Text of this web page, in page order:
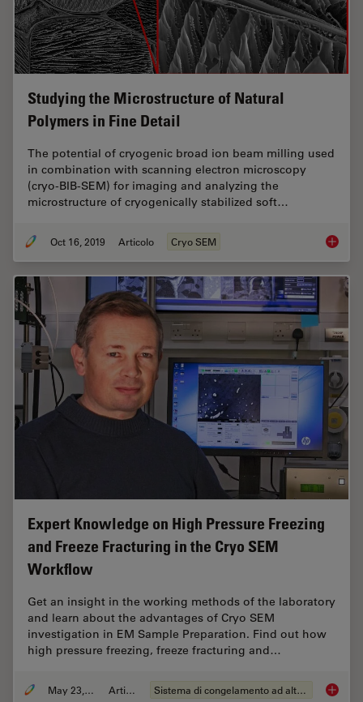
Studying the Microstructure of Natural
Polymers in Fine Detail
The potential of cryogenic broad ion beam milling used
in combination with scanning electron microscopy
(cryo-BIB-SEM) for imaging and analyzing the
microstructure of cryogenically stabilized soft…
Oct 16, 2019 Articolo Cryo SEM
Expert Knowledge on High Pressure Freezing
and Freeze Fracturing in the Cryo SEM
Workflow
Get an insight in the working methods of the laboratory
and learn about the advantages of Cryo SEM
investigation in EM Sample Preparation. Find out how
high pressure freezing, freeze fracturing and…
May 23, 2019 Articolo Sistema di congelamento ad alta pressione Expert